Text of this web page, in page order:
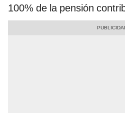
100% de la pensión